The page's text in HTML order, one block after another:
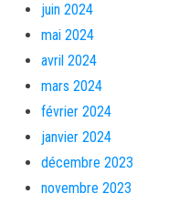
juin 2024
mai 2024
avril 2024
mars 2024
février 2024
janvier 2024
décembre 2023
novembre 2023